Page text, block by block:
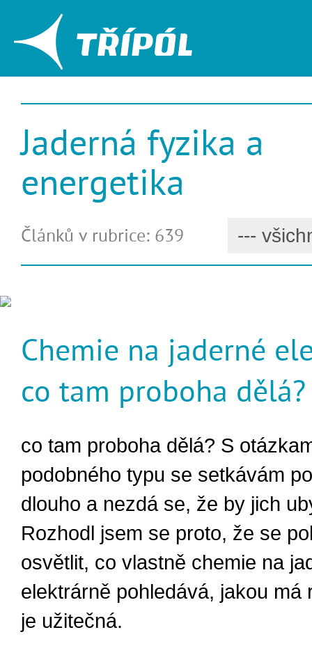
Jaderná fyzika a
energetika
Článků v rubrice: 639
Chemie na jaderné
co tam proboha dělá?
co tam proboha dělá? S
podobného typu se setkávám
dlouho a nezdá se, že by jich
Rozhodl jsem se proto, že se
osvětlit, co vlastně chemie na
elektrárně pohledává, jakou má
je užitečná.